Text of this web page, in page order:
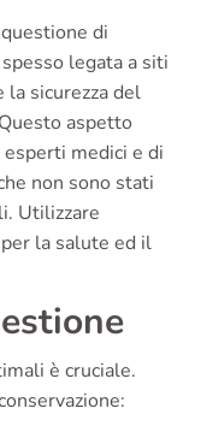
di
legata a siti
la sicurezza del
aspetto
medici e di
non sono stati
Utilizzare
la salute ed il
è cruciale.